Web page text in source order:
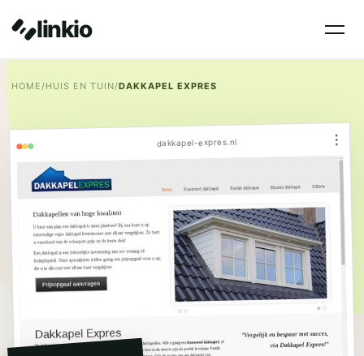
linkio
HOME/HUIS EN TUIN/DAKKAPEL EXPRES
dakkapel-expres.nl ⋮